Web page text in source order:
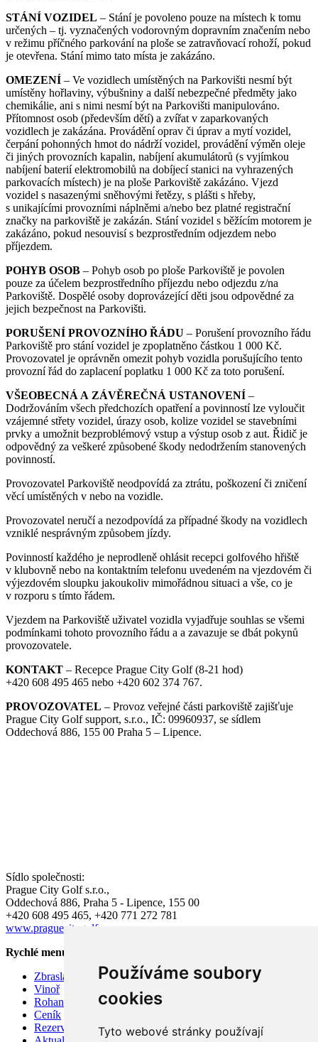
Používáme soubory
cookies
Tyto webové stránky používají
STÁNÍ VOZIDEL – Stání je povoleno pouze na místech k tomu
určených – tj. vyznačených vodorovným dopravním značením nebo
v režimu příčného parkování na ploše se zatravňovací rohoží, pokud
je otevřena. Stání mimo tato místa je zakázáno.
OMEZENÍ – Ve vozidlech umístěných na Parkovišti nesmí být
umístěny hořlaviny, výbušniny a další nebezpečné předměty jako
chemikálie, ani s nimi nesmí být na Parkovišti manipulováno.
Přítomnost osob (především dětí) a zvířat v zaparkovaných
vozidlech je zakázána. Provádění oprav či úprav a mytí vozidel,
čerpání pohonných hmot do nádrží vozidel, provádění výměn oleje
či jiných provozních kapalin, nabíjení akumulátorů (s vyjímkou
nabíjení baterií elektromobilů na dobíjecí stanici na vyhrazených
parkovacích místech) je na ploše Parkoviště zakázáno. Vjezd
vozidel s nasazenými sněhovými řetězy, s plášti s hřeby,
s unikajícími provozními náplněmi a/nebo bez platné registrační
značky na parkoviště je zakázán. Stání vozidel s běžícím motorem je
zakázáno, pokud nesouvisí s bezprostředním odjezdem nebo
příjezdem.
POHYB OSOB – Pohyb osob po ploše Parkoviště je povolen
pouze za účelem bezprostředního příjezdu nebo odjezdu z/na
Parkoviště. Dospělé osoby doprovázející děti jsou odpovědné za
jejich bezpečnost na Parkovišti.
PORUŠENÍ PROVOZNÍHO ŘÁDU – Porušení provozního řádu
Parkoviště pro stání vozidel je zpoplatněno částkou 1 000 Kč.
Provozovatel je oprávněn omezit pohyb vozidla porušujícího tento
provozní řád do zaplacení poplatku 1 000 Kč za toto porušení.
VŠEOBECNÁ A ZÁVĚREČNÁ USTANOVENÍ –
Dodržováním všech předchozích opatření a povinností lze vyloučit
vzájemné střety vozidel, úrazy osob, kolize vozidel se stavebními
prvky a umožnit bezproblémový vstup a výstup osob z aut. Řidič je
odpovědný za veškeré způsobené škody nedodržením stanovených
povinností.
Provozovatel Parkoviště neodpovídá za ztrátu, poškození či zničení
věcí umístěných v nebo na vozidle.
Provozovatel neručí a nezodpovídá za případné škody na vozidlech
vzniklé nesprávným způsobem jízdy.
Povinností každého je neprodleně ohlásit recepci golfového hřiště
v klubovně nebo na kontaktním telefonu uvedeném na vjezdovém či
výjezdovém sloupku jakoukoliv mimořádnou situaci a vše, co je
v rozporu s tímto řádem.
Vjezdem na Parkoviště uživatel vozidla vyjadřuje souhlas se všemi
podmínkami tohoto provozního řádu a a zavazuje se dbát pokynů
provozovatele.
KONTAKT – Recepce Prague City Golf (8-21 hod)
+420 608 495 465 nebo +420 602 374 767.
PROVOZOVATEL – Provoz veřejné části parkoviště zajišťuje
Prague City Golf support, s.r.o., IČ: 09960937, se sídlem
Oddechová 886, 155 00 Praha 5 – Lipence.
Sídlo společnosti:
Prague City Golf s.r.o.,
Oddechová 886, Praha 5 - Lipence, 155 00
+420 608 495 465, +420 771 272 781
www.praguecitygolf.cz
Rychlé menu
Zbraslav
Vinoř
Rohan
Ceník
Rezervace hracího času